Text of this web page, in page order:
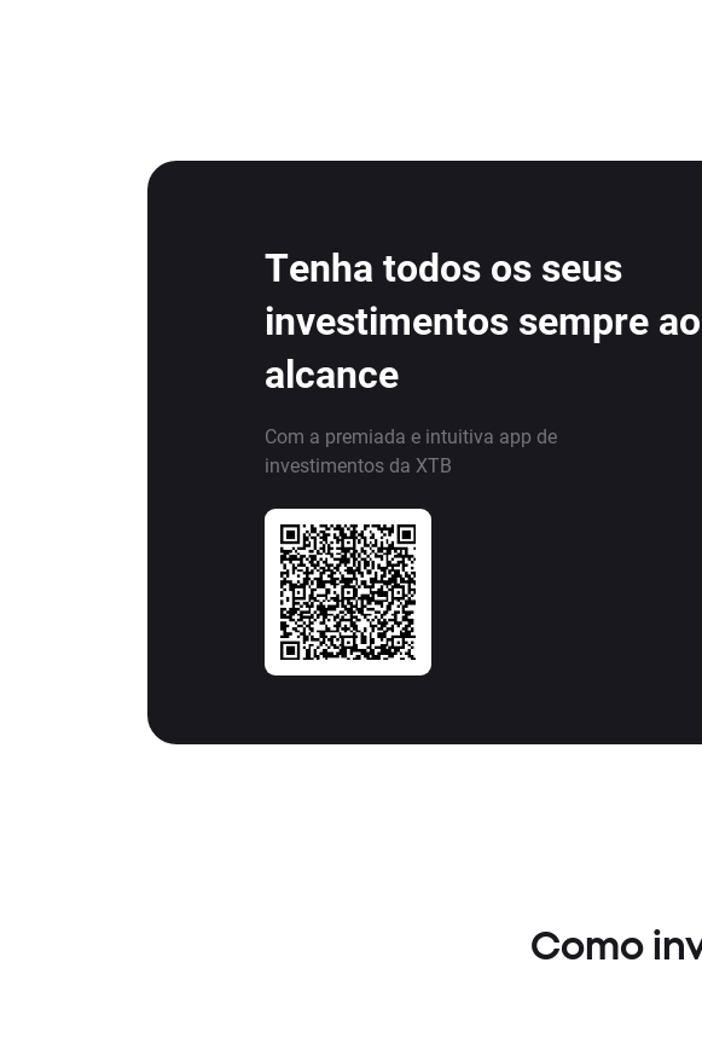
Tenha todos os seus
investimentos sempre
alcance
Com a premiada e intuitiva app de
investimentos da XTB
Como